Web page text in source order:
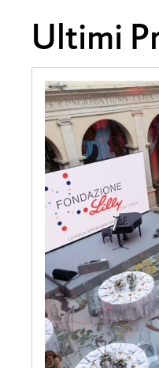
Ultimi